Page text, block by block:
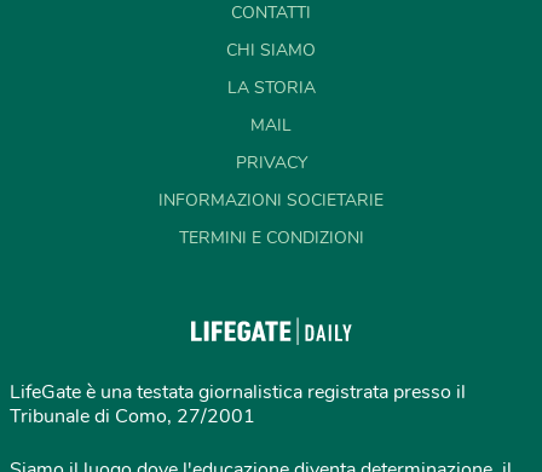
CONTATTI
CHI SIAMO
LA STORIA
MAIL
PRIVACY
INFORMAZIONI SOCIETARIE
TERMINI E CONDIZIONI
LifeGate è una testata giornalistica registrata presso il
Tribunale di Como, 27/2001